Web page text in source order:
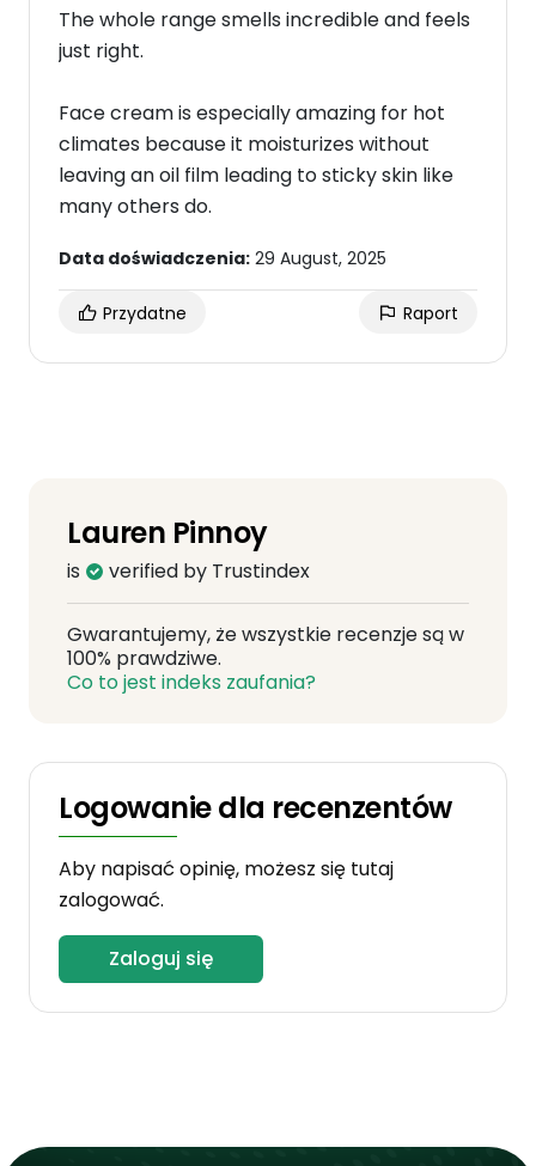
The whole range smells incredible and feels
just right.
Face cream is especially amazing for hot
climates because it moisturizes without
leaving an oil film leading to sticky skin like
many others do.
Data doświadczenia: 29 August, 2025
Przydatne Raport
Lauren Pinnoy
is verified by Trustindex
Gwarantujemy, że wszystkie recenzje są w
100% prawdziwe.
Co to jest indeks zaufania?
Logowanie dla recenzentów
Aby napisać opinię, możesz się tutaj
zalogować.
Zaloguj się